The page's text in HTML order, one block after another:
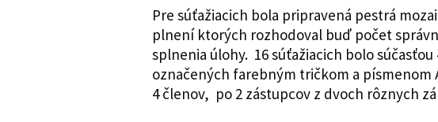
Pre súťažiacich bola pripravená pestrá
plnení ktorých rozhodoval buď počet
splnenia úlohy. 16 súťažiacich bolo
označených farebným tričkom a písmenom
4 členov, po 2 zástupcov z dvoch rôznych